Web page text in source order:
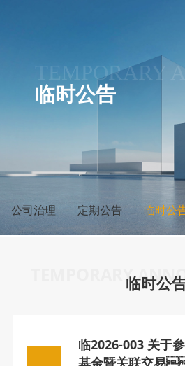
TEMPORARY
临时公告
公司治理 定期公告 临时公
TEMPORARY临时公
临2026-003 关于
基金暨关联交易